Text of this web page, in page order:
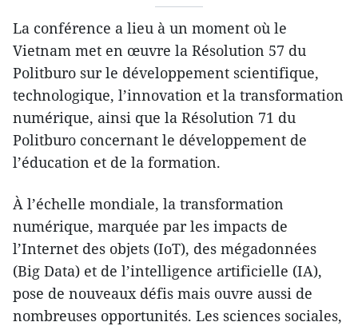
La conférence a lieu à un moment où le
Vietnam met en œuvre la Résolution 57 du
Politburo sur le développement scientifique,
technologique, l’innovation et la transformation
numérique, ainsi que la Résolution 71 du
Politburo concernant le développement de
l’éducation et de la formation.
À l’échelle mondiale, la transformation
numérique, marquée par les impacts de
l’Internet des objets (IoT), des mégadonnées
(Big Data) et de l’intelligence artificielle (IA),
pose de nouveaux défis mais ouvre aussi de
nombreuses opportunités. Les sciences sociales,